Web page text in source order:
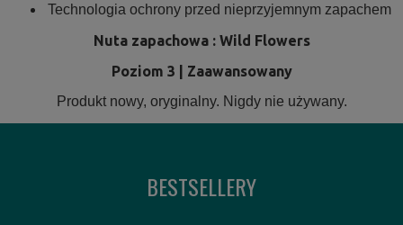
Technologia ochrony przed nieprzyjemnym zapachem
Nuta zapachowa : Wild Flowers
Poziom 3 | Zaawansowany
Produkt nowy, oryginalny. Nigdy nie używany.
BESTSELLERY